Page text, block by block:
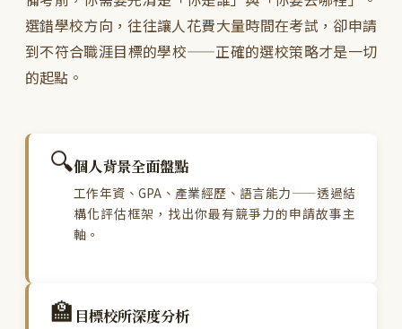
選錯學校方向，往往讓人花費大量時間在考試，卻申請
到不符合職涯目標的學校——正確的選校策略才是一切
的起點。
🔍個人背景全面盤點
工作年資、GPA、產業經歷、語言能力——透過結
構化評估框架，找出你最有競爭力的申請故事主
軸。
🏫 目標校所深度分析